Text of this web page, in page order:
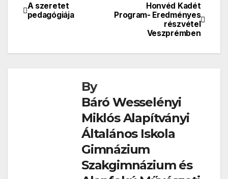
Bejegyzés
Honvéd Kadét
Program- Eredményes
részvétel
Veszprémben
A szeretet
pedagógiája
By
Báró Wesselényi
Miklós Alapítványi
Általános Iskola
Gimnázium
Szakgimnázium és